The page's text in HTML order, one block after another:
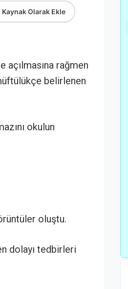
Olarak Ekle
rağmen
belirlenen
okulun
oluştu.
dolayı tedbirleri